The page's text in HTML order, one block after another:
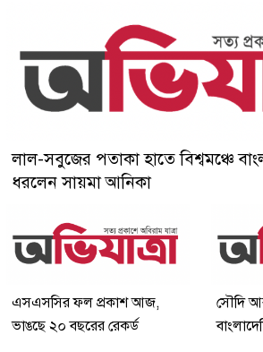
লাল-সবুজের পতাকা হাতে বিশ্বমঞ্চে
ধরলেন সায়মা আনিকা
এসএসসির ফল প্রকাশ আজ,
ভাঙছে ২০ বছরের রেকর্ড
সৌদি